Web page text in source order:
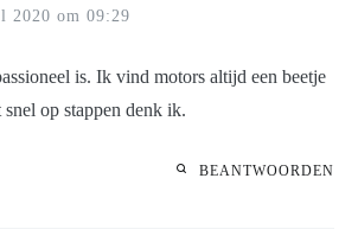
2020 om 09:29
is. Ik vind motors altijd een beetje
op stappen denk ik.
BEANTWOORDEN